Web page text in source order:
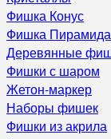
Фишка Конус
Фишка Пирамида
Деревянные
Фишки с шаром
Жетон-маркер
Наборы фишек
Фишки из акрила